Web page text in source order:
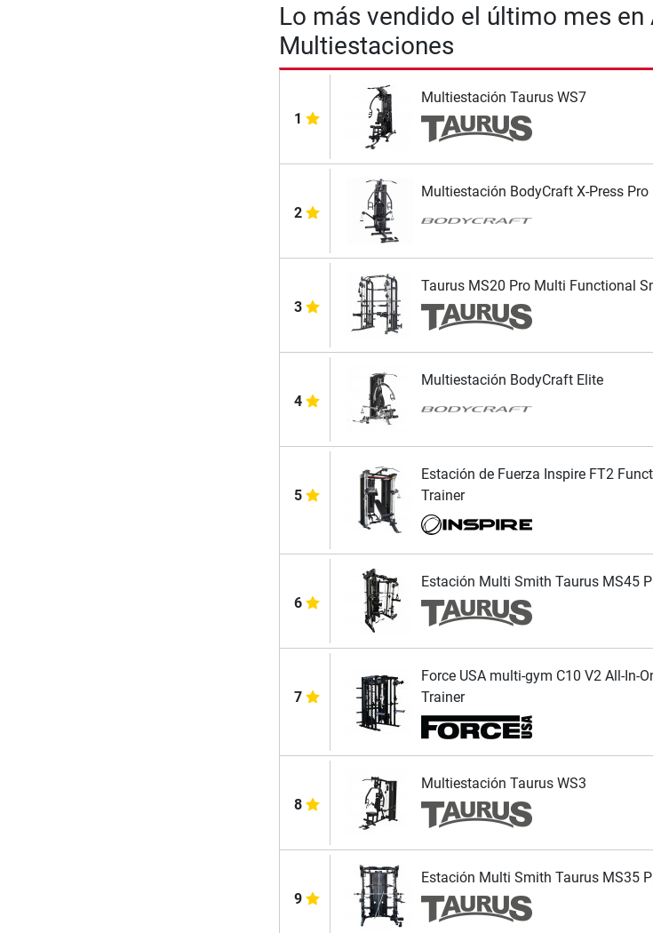
Lo más vendido el último mes
Multiestaciones
1
Multiestación Taurus WS7
2
Multiestación BodyCraft X-Press Pro
3
Taurus MS20 Pro Multi Functional
4
Multiestación BodyCraft Elite
5
Estación de Fuerza Inspire FT2
Trainer
6
Estación Multi Smith Taurus MS45
7
Force USA multi-gym C10 V2 All-In-
Trainer
8
Multiestación Taurus WS3
9
Estación Multi Smith Taurus MS35